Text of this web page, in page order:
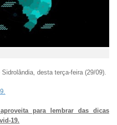
desta terça-feira (29/09).
para lembrar das dicas
19.